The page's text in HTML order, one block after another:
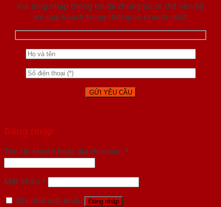
Vui lòng nhập thông tin để chúng tôi có thể liên hệ
với quý khách trong thời gian nhanh nhất.
Đăng nhập
Tên tài khoản hoặc địa chỉ email *
Mật khẩu *
Ghi nhớ mật khẩu
Đăng nhập